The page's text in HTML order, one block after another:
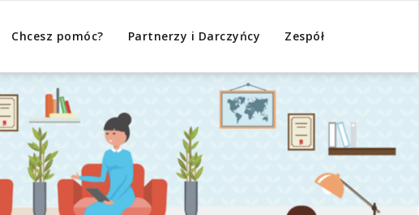
Chcesz pomóc? Partnerzy i Darczyńcy Zespół